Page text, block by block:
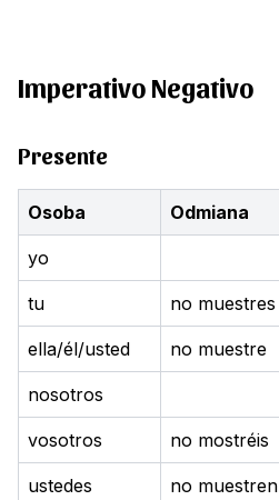
Imperativo Negativo
Presente
Osoba Odmiana
yo
tu no muestres
ella/él/usted no muestre
nosotros
vosotros no mostréis
ustedes no muestren